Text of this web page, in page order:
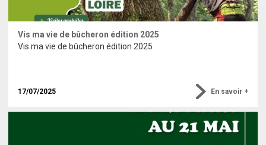
Vis ma vie de bûcheron édition 2025
Vis ma vie de bûcheron édition 2025
17/07/2025 En savoir +